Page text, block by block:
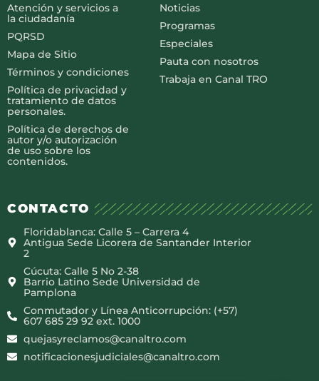
Atención y servicios a
la ciudadanía
PQRSD
Mapa de Sitio
Términos y condiciones
Política de privacidad y
tratamiento de datos
personales.
Política de derechos de
autor y/o autorización
de uso sobre los
contenidos.
Noticias
Programas
Especiales
Pauta con nosotros
Trabaja en Canal TRO
CONTACTO
Floridablanca: Calle 5 – Carrera 4
Antigua Sede Licorera de Santander Interior
2
Cúcuta: Calle 5 No 2-38
Barrio Latino Sede Universidad de
Pamplona
Conmutador y Línea Anticorrupción: (+57)
607 685 29 92 ext. 1000
quejasyreclamos@canaltro.com
notificacionesjudiciales@canaltro.com